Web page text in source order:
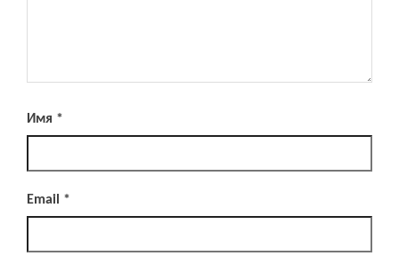
Имя *
Email *